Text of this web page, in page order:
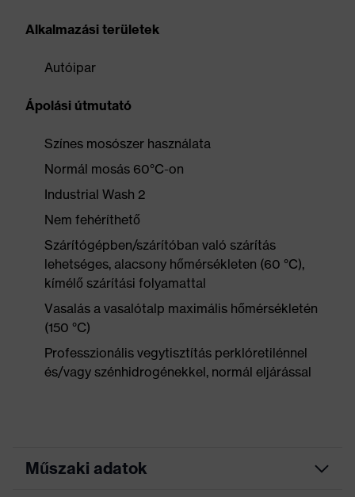
Alkalmazási területek
Autóipar
Ápolási útmutató
Színes mosószer használata
Normál mosás 60°C-on
Industrial Wash 2
Nem fehéríthető
Szárítógépben/szárítóban való szárítás
lehetséges, alacsony hőmérsékleten (60 °C),
kímélő szárítási folyamattal
Vasalás a vasalótalp maximális hőmérsékletén
(150 °C)
Professzionális vegytisztítás perklóretilénnel
és/vagy szénhidrogénekkel, normál eljárással
Műszaki adatok